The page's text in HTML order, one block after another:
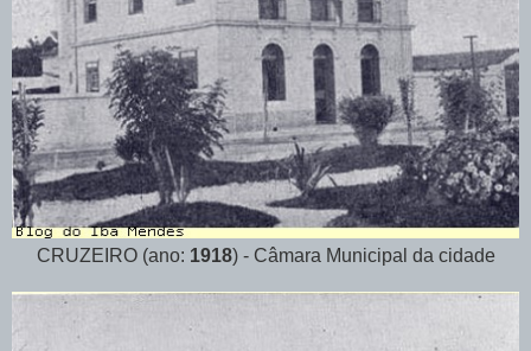
CRUZEIRO (ano: 1918) - Câmara Municipal da cidade